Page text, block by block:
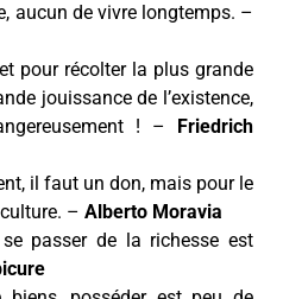
aucun de vivre longtemps. –
pour récolter la plus grande
jouissance de l’existence,
! – Friedrich
il faut un don, mais pour le
– Alberto Moravia
passer de la richesse est